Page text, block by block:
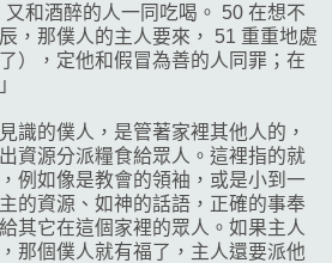
和酒醉的人一同吃喝。 50 在想不
，那僕人的主人要來， 51 重重地處
），定他和假冒為善的人同罪；在
。」
識的僕人，是管著家裡其他人的，
資源分派糧食給眾人。這裡指的就
例如像是教會的領袖，或是小到一
的資源、如神的話語，正確的事奉
其它在這個家裡的眾人。如果主人
那個僕人就有福了，主人還要派他